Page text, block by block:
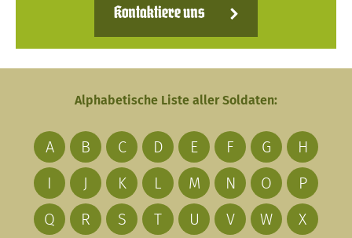
Kontaktiere uns
Alphabetische Liste aller Soldaten:
A B C D E F G
H
I
J K L M N O
P
Q
R S T U V W
X